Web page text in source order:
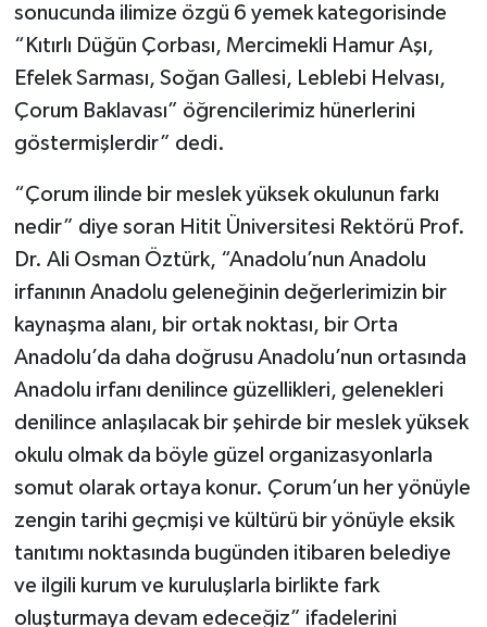
sonucunda ilimize özgü 6 yemek kategorisinde
“Kıtırlı Düğün Çorbası, Mercimekli Hamur Aşı,
Efelek Sarması, Soğan Gallesi, Leblebi Helvası,
Çorum Baklavası” öğrencilerimiz hünerlerini
göstermişlerdir” dedi.
“Çorum ilinde bir meslek yüksek okulunun farkı
nedir” diye soran Hitit Üniversitesi Rektörü Prof.
Dr. Ali Osman Öztürk, “Anadolu’nun Anadolu
irfanının Anadolu geleneğinin değerlerimizin bir
kaynaşma alanı, bir ortak noktası, bir Orta
Anadolu’da daha doğrusu Anadolu’nun ortasında
Anadolu irfanı denilince güzellikleri, gelenekleri
denilince anlaşılacak bir şehirde bir meslek yüksek
okulu olmak da böyle güzel organizasyonlarla
somut olarak ortaya konur. Çorum’un her yönüyle
zengin tarihi geçmişi ve kültürü bir yönüyle eksik
tanıtımı noktasında bugünden itibaren belediye
ve ilgili kurum ve kuruluşlarla birlikte fark
oluşturmaya devam edeceğiz” ifadelerini